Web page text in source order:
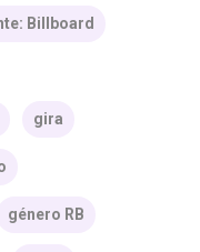
Billboard
gira
género RB